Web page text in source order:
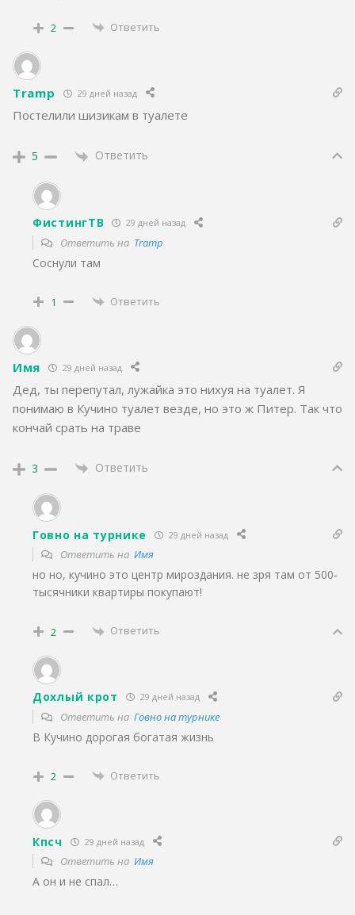
2 Ответить
Tramp 29 дней назад
Постелили шизикам в туалете
5 Ответить
ФистингТВ 29 дней назад
Ответить на Tramp
Соснули там
1 Ответить
Имя 29 дней назад
Дед, ты перепутал, лужайка это нихуя на туалет. Я
понимаю в Кучино туалет везде, но это ж Питер. Так что
кончай срать на траве
3 Ответить
Говно на турнике 29 дней назад
Ответить на Имя
но но, кучино это центр мироздания. не зря там от 500-
тысячники квартиры покупают!
2 Ответить
Дохлый крот 29 дней назад
Ответить на Говно на турнике
В Кучино дорогая богатая жизнь
2 Ответить
Кпсч 29 дней назад
Ответить на Имя
А он и не спал…